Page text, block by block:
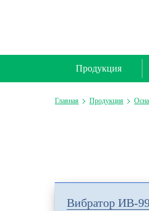
Продукция
Главная Продукция
Вибратор ИВ-